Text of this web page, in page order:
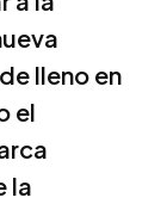
lleno en
el
la